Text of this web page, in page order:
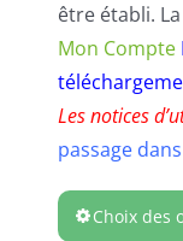
être établi.
Mon Compte
Les notices
passage
Choix des